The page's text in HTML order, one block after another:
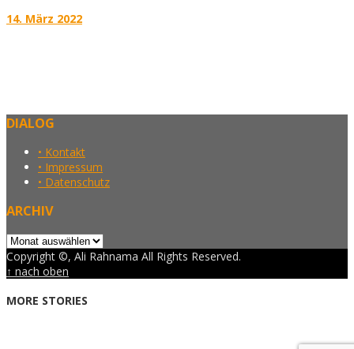
14. März 2022
DIALOG
• Kontakt
• Impressum
• Datenschutz
ARCHIV
Archiv
Copyright ©, Ali Rahnama All Rights Reserved.
↑ nach oben
MORE STORIES